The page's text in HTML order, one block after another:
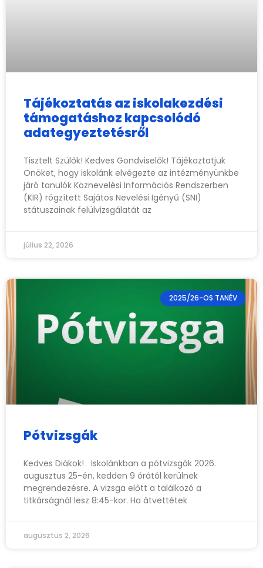
Tájékoztatás az iskolakezdési
támogatáshoz kapcsolódó
adategyeztetésről
Tisztelt Szülők! Kedves Gondviselők! Tájékoztatjuk
Önöket, hogy iskolánk elvégezte az intézményünkbe
járó tanulók Köznevelési Információs Rendszerben
(KIR) rögzített Sajátos Nevelési Igényű (SNI)
státuszainak felülvizsgálatát az
július 22, 2026
2025/26-OS TANÉV
Pótvizsgák
Kedves Diákok! Iskolánkban a pótvizsgák 2026.
augusztus 25-én, kedden 9 órától kerülnek
megrendezésre. A vizsga előtt a találkozó a
titkárságnál lesz 8:45-kor. Ha átvettétek
augusztus 2, 2026